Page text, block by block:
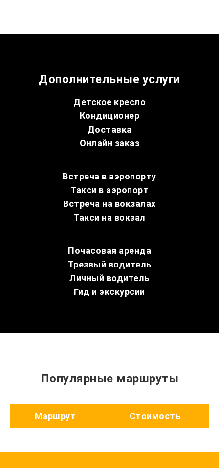
Дополнительные услуги
Детское кресло
Кондиционер
Доставка
Онлайн заказ
Встреча в аэропорту
Такси в аэропорт
Встреча на вокзалах
Такси на вокзал
Почасовая аренда
Трезвый водитель
Личный водитель
Гид и экскурсии
Популярные маршруты
Маршрут Стоимость